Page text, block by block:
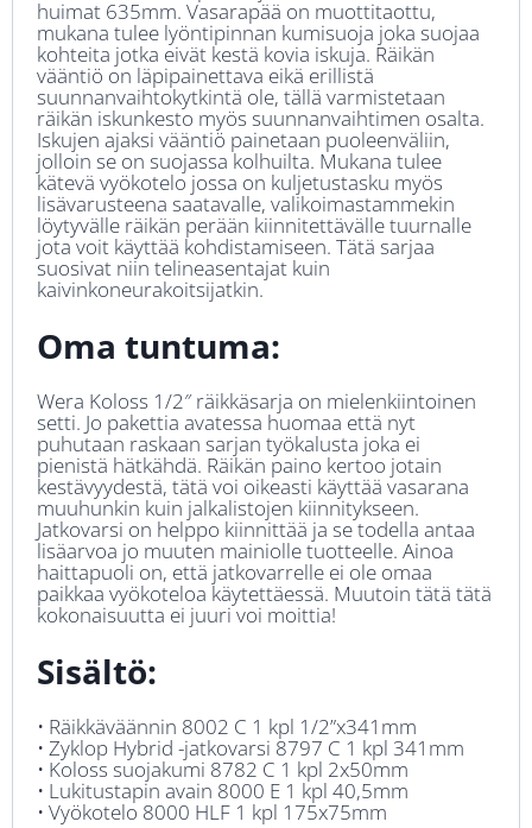
huimat 635mm. Vasarapää on muottitaottu,
mukana tulee lyöntipinnan kumisuoja joka suojaa
kohteita jotka eivät kestä kovia iskuja. Räikän
vääntiö on läpipainettava eikä erillistä
suunnanvaihtokytkintä ole, tällä varmistetaan
räikän iskunkesto myös suunnanvaihtimen osalta.
Iskujen ajaksi vääntiö painetaan puoleenväliin,
jolloin se on suojassa kolhuilta. Mukana tulee
kätevä vyökotelo jossa on kuljetustasku myös
lisävarusteena saatavalle, valikoimastammekin
löytyvälle räikän perään kiinnitettävälle tuurnalle
jota voit käyttää kohdistamiseen. Tätä sarjaa
suosivat niin telineasentajat kuin
kaivinkoneurakoitsijatkin.
Oma tuntuma:
Wera Koloss 1/2″ räikkäsarja on mielenkiintoinen
setti. Jo pakettia avatessa huomaa että nyt
puhutaan raskaan sarjan työkalusta joka ei
pienistä hätkähdä. Räikän paino kertoo jotain
kestävyydestä, tätä voi oikeasti käyttää vasarana
muuhunkin kuin jalkalistojen kiinnitykseen.
Jatkovarsi on helppo kiinnittää ja se todella antaa
lisäarvoa jo muuten mainiolle tuotteelle. Ainoa
haittapuoli on, että jatkovarrelle ei ole omaa
paikkaa vyökoteloa käytettäessä. Muutoin tätä tätä
kokonaisuutta ei juuri voi moittia!
Sisältö:
• Räikkäväännin 8002 C 1 kpl 1/2”x341mm
• Zyklop Hybrid -jatkovarsi 8797 C 1 kpl 341mm
• Koloss suojakumi 8782 C 1 kpl 2x50mm
• Lukitustapin avain 8000 E 1 kpl 40,5mm
• Vyökotelo 8000 HLF 1 kpl 175x75mm